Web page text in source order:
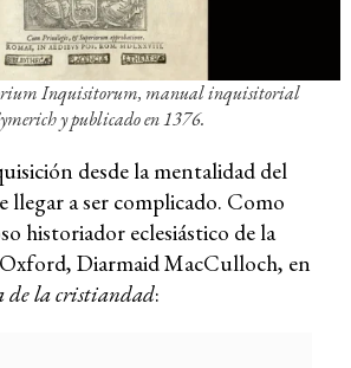
Inquisitorum, manual inquisitorial
y publicado en 1376.
desde la mentalidad del
llegar a ser complicado. Como
historiador eclesiástico de la
Diarmaid MacCulloch, en
de la cristiandad: